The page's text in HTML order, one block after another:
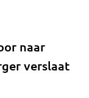
naar
verslaat